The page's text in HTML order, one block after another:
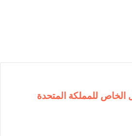
الخاص للمملكة المتحدة